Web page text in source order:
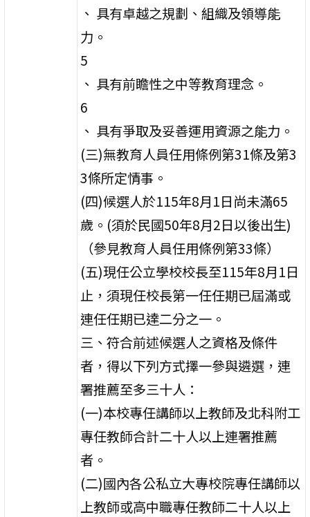
、 具有卓越之規劃、組織及領導能
力。
5
、 具有前瞻性之中等教育理念。
6
、 具有爭取及妥善運用資源之能力。
(三)無教育人員任用條例第31條及第3
3條所定情事。
(四)候選人於115年8月1日尚未滿65
歲。(須於民國50年8月2日以後出生)
（參見教育人員任用條例第33條）
(五)現任公立學校校長至115年8月1日
止，須現任校長第一任任期已屆滿或
連任任期已達二分之一。
三、符合前述候選人之資格及條件
者，得以下列方式擇一參與遴選，連
署推薦至多三十人：
(一)本校專任講師以上教師及北科附工
專任教師合計二十人以上連署推薦
者。
(二)國內各公私立大專校院專任講師以
上教師或高中職專任教師二十人以上